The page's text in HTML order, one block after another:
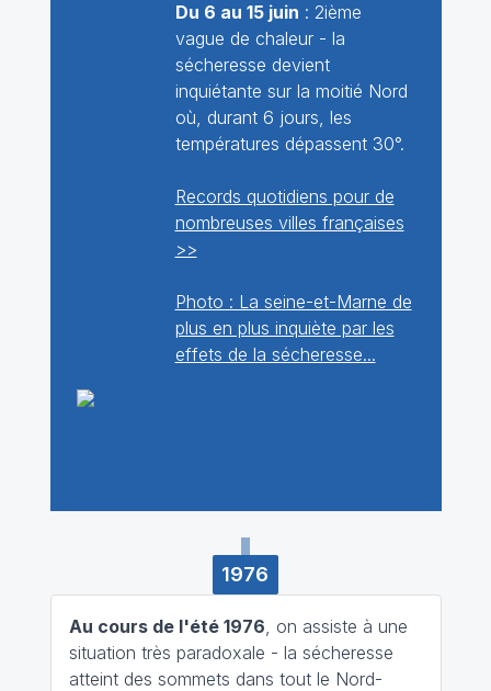
Du 6 au 15 juin : 2ième
vague de chaleur - la
sécheresse devient
inquiétante sur la moitié Nord
où, durant 6 jours, les
températures dépassent 30°.
Records quotidiens pour de
nombreuses villes françaises
>>
Photo : La seine-et-Marne de
plus en plus inquiète par les
effets de la sécheresse...
1976
Au cours de l'été 1976 , on assiste à une
situation très paradoxale - la sécheresse
atteint des sommets dans tout le Nord-